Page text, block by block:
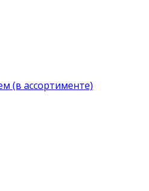
(в ассортименте)